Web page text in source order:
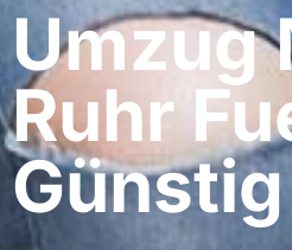
Umzug
Ruhr​